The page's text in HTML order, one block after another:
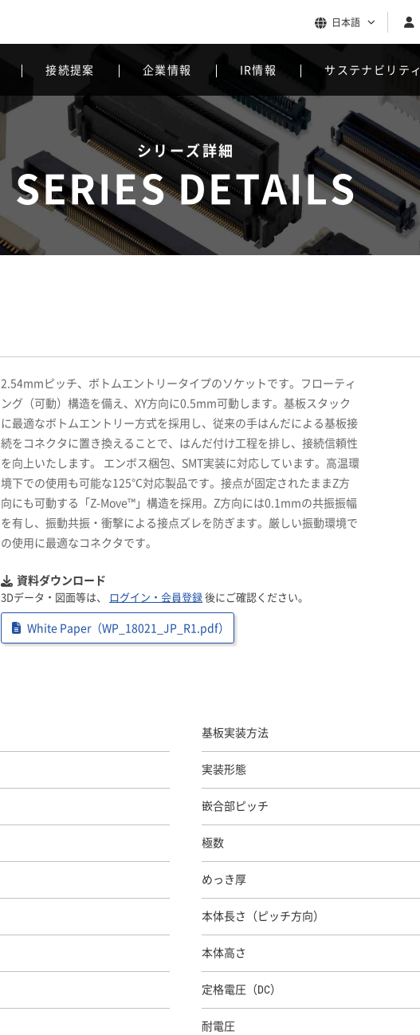
日本語
接続提案 企業情報 IR情報 サステナビリティ
シリーズ詳細
SERIES DETAILS
2.54mmピッチ、ボトムエントリータイプのソケットです。フローティ
ング（可動）構造を備え、XY方向に0.5mm可動します。基板スタック
に最適なボトムエントリー方式を採用し、従来の手はんだによる基板接
続をコネクタに置き換えることで、はんだ付け工程を排し、接続信頼性
を向上いたします。 エンボス梱包、SMT実装に対応しています。高温環
境下での使用も可能な125℃対応製品です。接点が固定されたままZ方
向にも可動する「Z-Move™」構造を採用。Z方向には0.1mmの共振振幅
を有し、振動共振・衝撃による接点ズレを防ぎます。厳しい振動環境で
の使用に最適なコネクタです。
資料ダウンロード
3Dデータ・図面等は、 ログイン・会員登録後にご確認ください。
White Paper（WP_18021_JP_R1.pdf）
基板実装方法
実装形態
嵌合部ピッチ
極数
めっき厚
本体長さ（ピッチ方向）
本体高さ
定格電圧（DC）
耐電圧